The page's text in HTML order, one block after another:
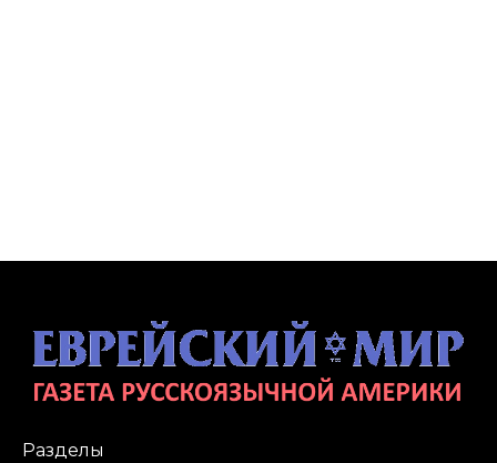
Разделы